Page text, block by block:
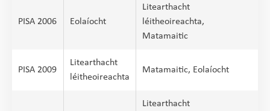
PISA 2006 Eolaíocht
Litearthacht
léitheoireachta,
Matamaitic
PISA 2009
Litearthacht
léitheoireachta
Matamaitic, Eolaíocht
Litearthacht